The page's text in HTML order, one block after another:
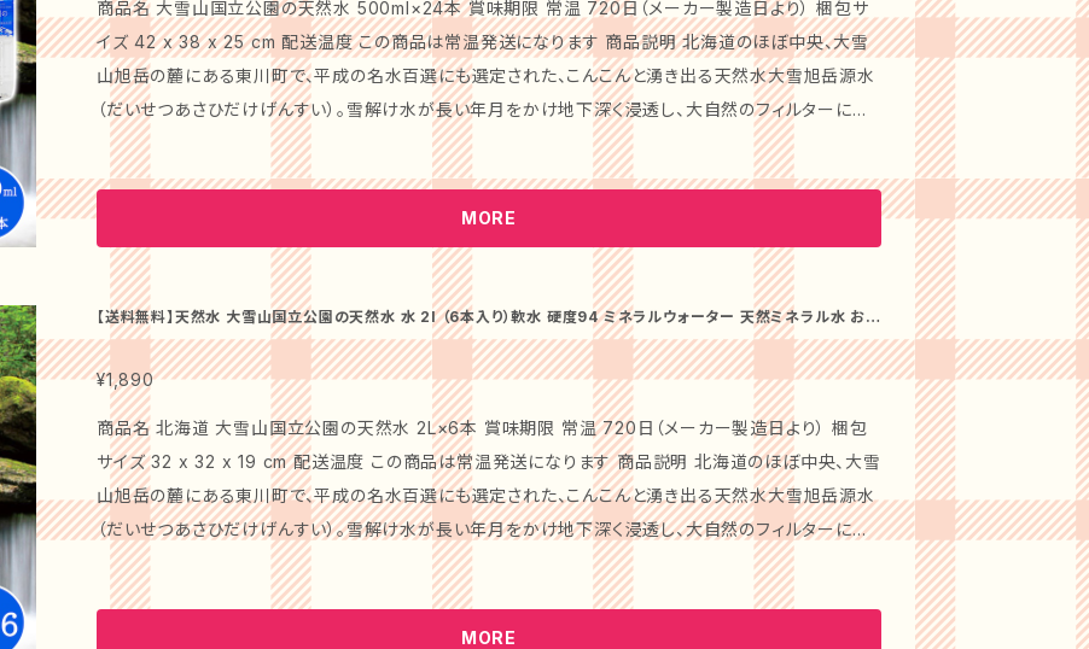
を提供します。 このメゾンペリエ シックセットは、特別な日の乾杯や、お友達との楽しいひとときにぴった
りな飲料です。シャンパングラスに注ぐことで、パーティーの雰囲気を一段と華やかに演出します。特に「レ
モヒート」は、ゆったりとした時間の中でリフレッシュしたい方におすすめです。「ロゼリーニ」は、甘さ控え
めでおしゃれなシーンにもフィット。さまざまなお料理とも合わせやすい味わいです。 店主の声： この特
別なセットは、日常のコーヒータイムやお祝い事の場をさらに特別にするために厳選した2つのフレーバ
ーをご用意しました。特に、爽やかなレモンの風味と芳しいロゼの香りが一体となり、心地よい刺激で心
と体を癒します。一度味わっていただければ、その魅力をきっと感じていただけるはずです。 注意事項：
送料無料でお届けいたしますので、ぜひ手軽にご購入ください。常温保存が可能ですが、開封後はお早め
にお召し上がりいただくことをおすすめします。国内配送のみ対応しており、離島への配送はお受けでき
ませんので予めご了承下さい。 この「メゾンペリエ シック レモヒート＆ロゼリーニ」で、心温まるひととき
をお楽しみください。大切な方への贈り物や、自分自身への特別なご褒美としても非常におすすめの一
品です！
商品名 大雪山国立公園の天然水 500ml×24本 賞味期限 常温 720日（メーカー製造日より） 梱包サ
イズ 42 x 38 x 25 cm 配送温度 この商品は常温発送になります 商品説明 北海道のほぼ中央、大雪
山旭岳の麓にある東川町で、平成の名水百選にも選定された、こんこんと湧き出る天然水大雪旭岳源水
（だいせつあさひだけげんすい）。雪解け水が長い年月をかけ地下深く浸透し、大自然のフィルターによ
ってゆっくりと濾過された理想的なミネラルバランスと自然な味わいの水を、全国的にも珍しい上水道が
いらないほど水が綺麗な東川町からお届けします。 [ 水質検査データ ] ●硬度：94 ●サルフェート（珪
酸イオン）：35mg/L ●カルシウム：22mg/L ●ph：7.4（弱アルカリ性） ●マグネシウム：9mg/L ●水温：
8.2度 ●ナトリウム：15mg/L ●湧出量：4,600L/min ●カリウム：4mg/L
MORE
【送料無料】天然水 大雪山国立公園の天然水 水 2l （6本入り）軟水 硬度94 ミネラルウォーター 天然ミネラル水 おい
しい水
¥1,890
商品名 北海道 大雪山国立公園の天然水 2L×6本 賞味期限 常温 720日（メーカー製造日より） 梱包
サイズ 32 x 32 x 19 cm 配送温度 この商品は常温発送になります 商品説明 北海道のほぼ中央、大雪
山旭岳の麓にある東川町で、平成の名水百選にも選定された、こんこんと湧き出る天然水大雪旭岳源水
（だいせつあさひだけげんすい）。雪解け水が長い年月をかけ地下深く浸透し、大自然のフィルターによ
ってゆっくりと濾過された理想的なミネラルバランスと自然な味わいの水を、全国的にも珍しい上水道が
いらないほど水が綺麗な東川町からお届けします。 [ 水質検査データ ] ●硬度：94 ●サルフェート（珪
酸イオン）：35mg/L ●カルシウム：22mg/L ●ph：7.4（弱アルカリ性） ●マグネシウム：9mg/L ●水温：
MORE